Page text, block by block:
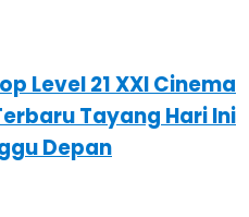
Level 21 XXI Cinema
Tayang Hari Ini
Depan